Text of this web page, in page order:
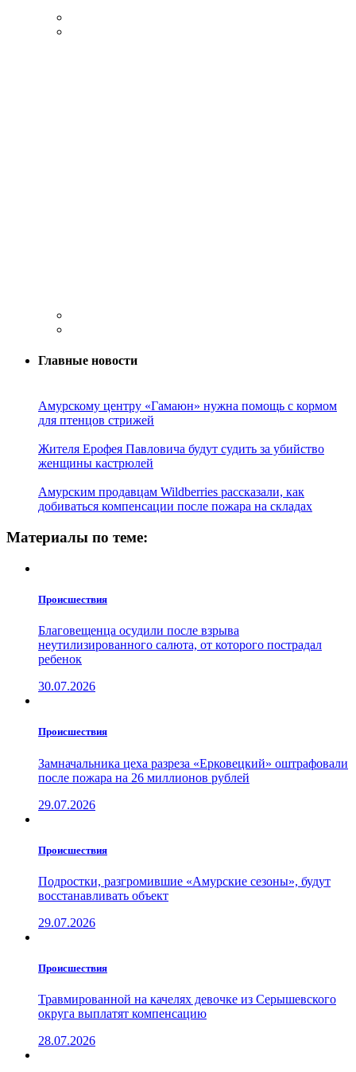
Главные новости
Амурскому центру «Гамаюн» нужна помощь с кормом
для птенцов стрижей
Жителя Ерофея Павловича будут судить за убийство
женщины кастрюлей
Амурским продавцам Wildberries рассказали, как
добиваться компенсации после пожара на складах
Материалы по теме:
Проиcшествия
Благовещенца осудили после взрыва
неутилизированного салюта, от которого пострадал
ребенок
30.07.2026
Проиcшествия
Замначальника цеха разреза «Ерковецкий» оштрафовали
после пожара на 26 миллионов рублей
29.07.2026
Проиcшествия
Подростки, разгромившие «Амурские сезоны», будут
восстанавливать объект
29.07.2026
Проиcшествия
Травмированной на качелях девочке из Серышевского
округа выплатят компенсацию
28.07.2026